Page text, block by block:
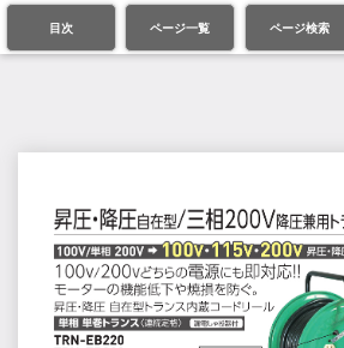
目次 ページ一覧 ページ検索